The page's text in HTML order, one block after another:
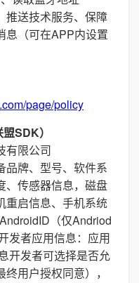
推送技术服务、保障
息（可在APP内设置
page/policy
SDK）
有限公司
品牌、型号、软件系
、传感器信息，磁盘
重启信息、手机系统
（仅Andriod
发者应用信息：应用
开发者可选择是否允
用户授权同意），